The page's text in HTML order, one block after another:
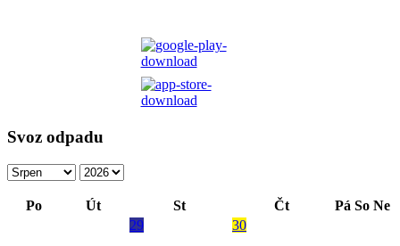
Svoz odpadu
Po Út St Čt Pá So Ne
29
30